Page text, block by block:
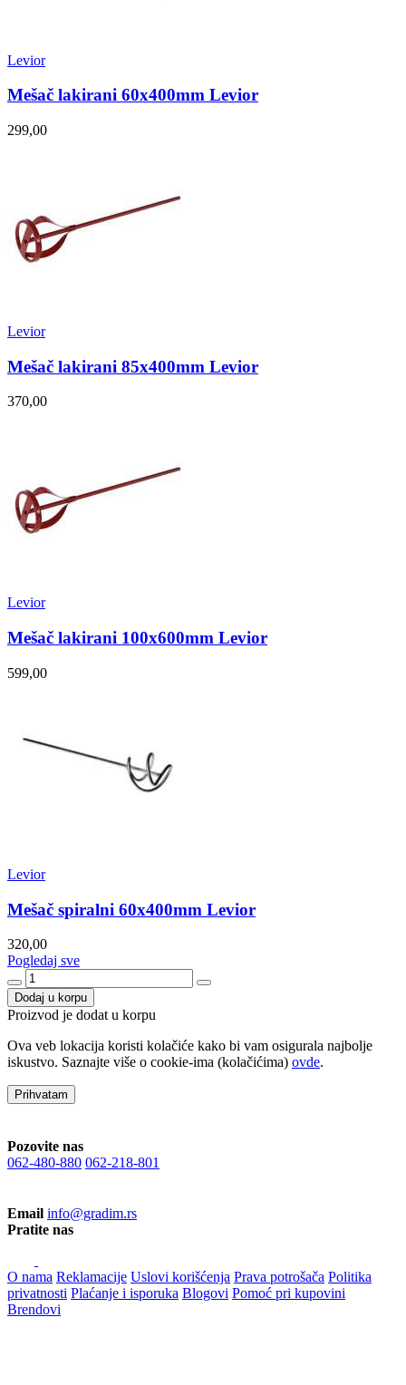
Levior
Mešač lakirani 60x400mm Levior
299,00
Levior
Mešač lakirani 85x400mm Levior
370,00
Levior
Mešač lakirani 100x600mm Levior
599,00
Levior
Mešač spiralni 60x400mm Levior
320,00
Pogledaj sve
Dodaj u korpu
Proizvod je dodat u korpu
Ova veb lokacija koristi kolačiće kako bi vam osigurala najbolje
iskustvo. Saznajte više o cookie-ima (kolačićima) ovde.
Prihvatam
Pozovite nas
062-480-880 062-218-801
Email info@gradim.rs
Pratite nas
O nama Reklamacije Uslovi korišćenja Prava potrošača Politika
privatnosti Plaćanje i isporuka Blogovi Pomoć pri kupovini
Brendovi